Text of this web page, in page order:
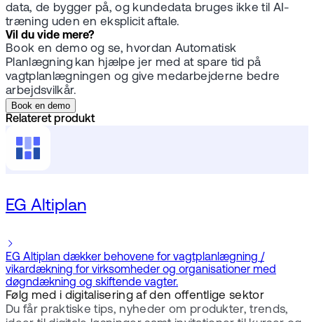
data, de bygger på, og kundedata bruges ikke til AI-
træning uden en eksplicit aftale.
Vil du vide mere?
Book en demo og se, hvordan Automatisk
Planlægning kan hjælpe jer med at spare tid på
vagtplanlægningen og give medarbejderne bedre
arbejdsvilkår.
Book en demo
Relateret produkt
EG Altiplan
EG Altiplan dækker behovene for vagtplanlægning /
vikardækning for virksomheder og organisationer med
døgndækning og skiftende vagter.
Følg med i digitalisering af den offentlige sektor
Du får praktiske tips, nyheder om produkter, trends,